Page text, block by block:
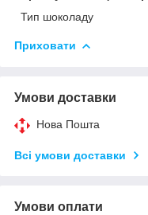
Тип шоколаду
Приховати
Умови доставки
Нова Пошта
Всі умови доставки
Умови оплати